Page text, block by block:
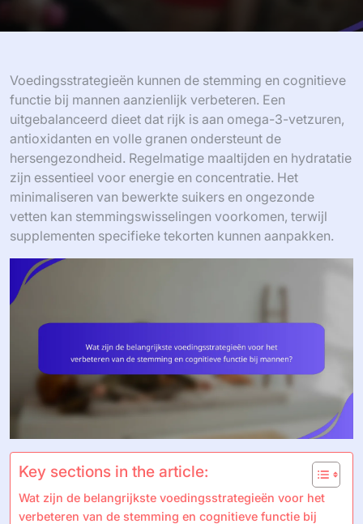
Voedingsstrategieën kunnen de stemming en cognitieve
functie bij mannen aanzienlijk verbeteren. Een
uitgebalanceerd dieet dat rijk is aan omega-3-vetzuren,
antioxidanten en volle granen ondersteunt de
hersengezondheid. Regelmatige maaltijden en hydratatie
zijn essentieel voor energie en concentratie. Het
minimaliseren van bewerkte suikers en ongezonde
vetten kan stemmingswisselingen voorkomen, terwijl
supplementen specifieke tekorten kunnen aanpakken.
Key sections in the article:
Wat zijn de belangrijkste voedingsstrategieën voor het
verbeteren van de stemming en cognitieve functie bij